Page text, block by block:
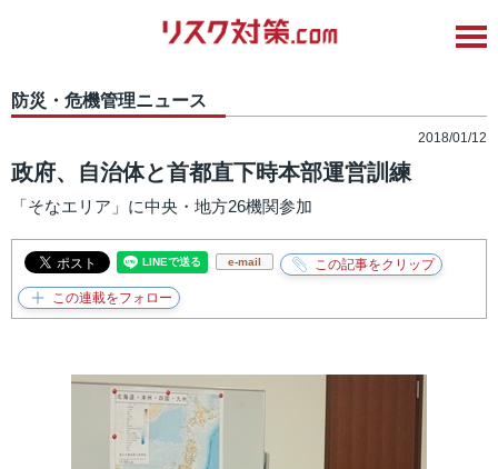
防災・危機管理ニュース
2018/01/12
政府、自治体と首都直下時本部運営訓練
「そなエリア」に中央・地方26機関参加
e-mail